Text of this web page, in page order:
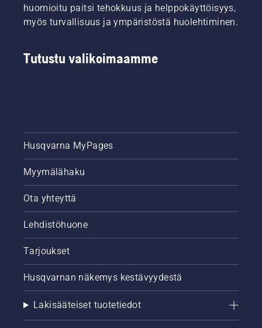
huomioitu paitsi tehokkuus ja helppokäyttöisyys,
myös turvallisuus ja ympäristöstä huolehtiminen.
Tutustu valikoimaamme
Husqvarna MyPages
Myymälähaku
Ota yhteyttä
Lehdistöhuone
Tarjoukset
Husqvarnan näkemys kestävyydestä
Lakisääteiset tuotetiedot